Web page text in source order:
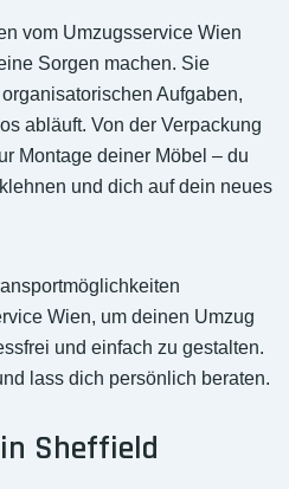
vom Umzugsservice Wien
Sorgen machen. Sie
Aufgaben,
abläuft. Von der Verpackung
Montage deiner Möbel – du
und dich auf dein neues
Wien, um deinen Umzug
und einfach zu gestalten.
lass dich persönlich beraten.
Sheffield